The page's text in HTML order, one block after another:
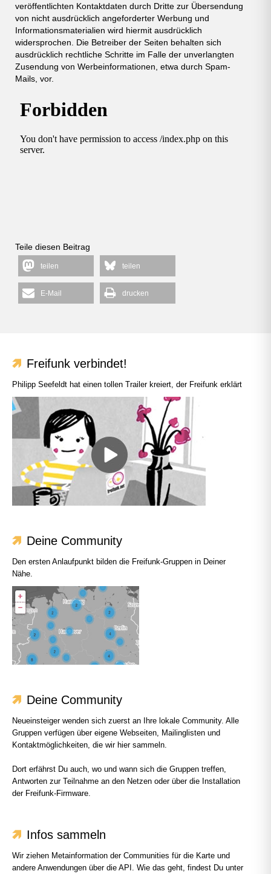
veröffentlichten Kontaktdaten durch Dritte zur Übersendung
von nicht ausdrücklich angeforderter Werbung und
Informationsmaterialien wird hiermit ausdrücklich
widersprochen. Die Betreiber der Seiten behalten sich
ausdrücklich rechtliche Schritte im Falle der unverlangten
Zusendung von Werbeinformationen, etwa durch Spam-
Mails, vor.
Teile diesen Beitrag
teilen teilen
E-Mail drucken
Freifunk verbindet!
Philipp Seefeldt hat einen tollen Trailer kreiert, der Freifunk erklärt
Deine Community
Den ersten Anlaufpunkt bilden die Freifunk-Gruppen in Deiner
Nähe.
Deine Community
Neueinsteiger wenden sich zuerst an Ihre lokale Community. Alle
Gruppen verfügen über eigene Webseiten, Mailinglisten und
Kontaktmöglichkeiten, die wir hier sammeln.
Dort erfährst Du auch, wo und wann sich die Gruppen treffen,
Antworten zur Teilnahme an den Netzen oder über die Installation
der Freifunk-Firmware.
Infos sammeln
Wir ziehen Metainformation der Communities für die Karte und
andere Anwendungen über die API. Wie das geht, findest Du unter